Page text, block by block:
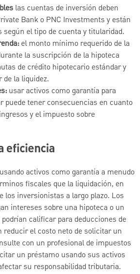
las cuentas de inversión deben
Bank o PNC Investments y están
el tipo de cuenta y titularidad.
el monto mínimo requerido de la
la suscripción de la hipoteca
de crédito hipotecario estándar y
de la liquidez.
usar activos como garantía para
puede tener consecuencias en cuanto
y el impuesto sobre
eficiencia
activos como garantía a menudo
fiscales que la liquidación, en
los inversionistas a largo plazo. Los
intereses sobre una hipoteca o un
calificar para deducciones de
reducir el costo neto de solicitar un
con un profesional de impuestos
un préstamo usando sus activos
su responsabilidad tributaria.